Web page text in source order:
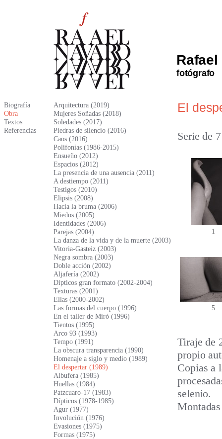
fotógrafo
Biografía
Obra
Textos
Referencias
Arquitectura (2019)
Mujeres Soñadas (2018)
Soledades (2017)
Piedras de silencio (2016)
Caos (2016)
Polifonías (1986-2015)
Ensueño (2012)
Espacios (2012)
La presencia de una ausencia (2011)
A destiempo (2011)
Testigos (2010)
Elipsis (2008)
Hacia la bruma (2006)
Miedos (2005)
Identidades (2006)
Parejas (2004)
La danza de la vida y de la muerte (2003)
Vitoria-Gasteiz (2003)
Negra sombra (2003)
Doble acción (2002)
Aljafería (2002)
Dípticos gran formato (2002-2004)
Texturas (2001)
Ellas (2000-2002)
Las formas del cuerpo (1996)
En el taller de Miró (1996)
Tientos (1995)
Arco 93 (1993)
Tempo (1991)
La obscura transparencia (1990)
Homenaje a siglo y medio (1989)
El despertar (1989)
Albufera (1985)
Huellas (1984)
Patzcuaro-17 (1983)
Dípticos (1978-1985)
Agur (1977)
Involución (1976)
Evasiones (1975)
Formas (1975)
El
Serie de
1
5
Tiraje de
propio
Copias a
selenio.